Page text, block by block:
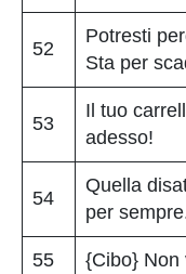
52
Potresti
Sta per
53
Il tuo
adesso!
54
Quella
per
55 {Cibo} Non